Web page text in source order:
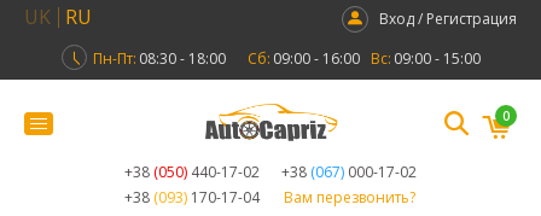
UK RU
Вход / Регистрация
Пн-Пт: 08:30 - 18:00 Сб: 09:00 - 16:00 Вс: 09:00 - 15:00
+38 (050) 440-17-02 +38 (067) 000-17-02
+38 (093) 170-17-04 Вам перезвонить?
0